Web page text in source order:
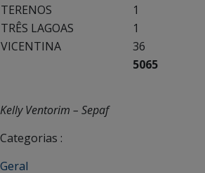
TERENOS
1
TRÊS LAGOAS
1
VICENTINA
36
5065
Kelly Ventorim – Sepaf
Categorias :
Geral